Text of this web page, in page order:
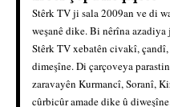
Stêrk TV ji sala 2009an ve di
weşanê dike. Bi nêrîna
Stêrk TV xebatên civakî,
dimeşîne. Di çarçoveya
zaravayên Kurmancî, Soranî,
cûrbicûr amade dike û